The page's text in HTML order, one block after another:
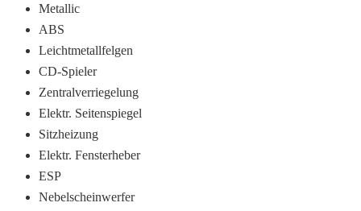
Metallic
ABS
Leichtmetallfelgen
CD-Spieler
Zentralverriegelung
Elektr. Seitenspiegel
Sitzheizung
Elektr. Fensterheber
ESP
Nebelscheinwerfer